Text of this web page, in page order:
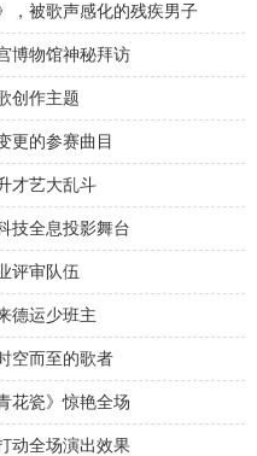
，被歌声感化的残疾男子
博物馆神秘拜访
创作主题
更的参赛曲目
才艺大乱斗
技全息投影舞台
评审队伍
德运少班主
空而至的歌者
花瓷》惊艳全场
动全场演出效果